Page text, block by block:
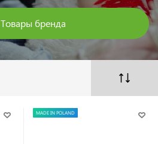
Товары бренда
MADE IN POLAND